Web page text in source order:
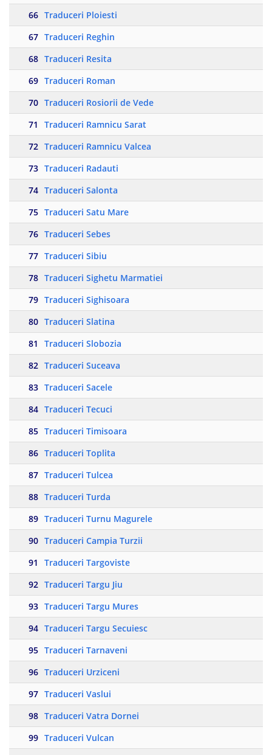
66 Traduceri Ploiesti
67 Traduceri Reghin
68 Traduceri Resita
69 Traduceri Roman
70 Traduceri Rosiorii de Vede
71
Traduceri Ramnicu Sarat
72 Traduceri Ramnicu Valcea
73 Traduceri Radauti
74 Traduceri Salonta
75 Traduceri Satu Mare
76 Traduceri Sebes
77 Traduceri Sibiu
78 Traduceri Sighetu Marmatiei
79 Traduceri Sighisoara
80 Traduceri Slatina
81
Traduceri Slobozia
82 Traduceri Suceava
83 Traduceri Sacele
84 Traduceri Tecuci
85 Traduceri Timisoara
86 Traduceri Toplita
87 Traduceri Tulcea
88 Traduceri Turda
89 Traduceri Turnu Magurele
90 Traduceri Campia Turzii
91
Traduceri Targoviste
92 Traduceri Targu Jiu
93 Traduceri Targu Mures
94 Traduceri Targu Secuiesc
95 Traduceri Tarnaveni
96 Traduceri Urziceni
97 Traduceri Vaslui
98 Traduceri Vatra Dornei
99 Traduceri Vulcan